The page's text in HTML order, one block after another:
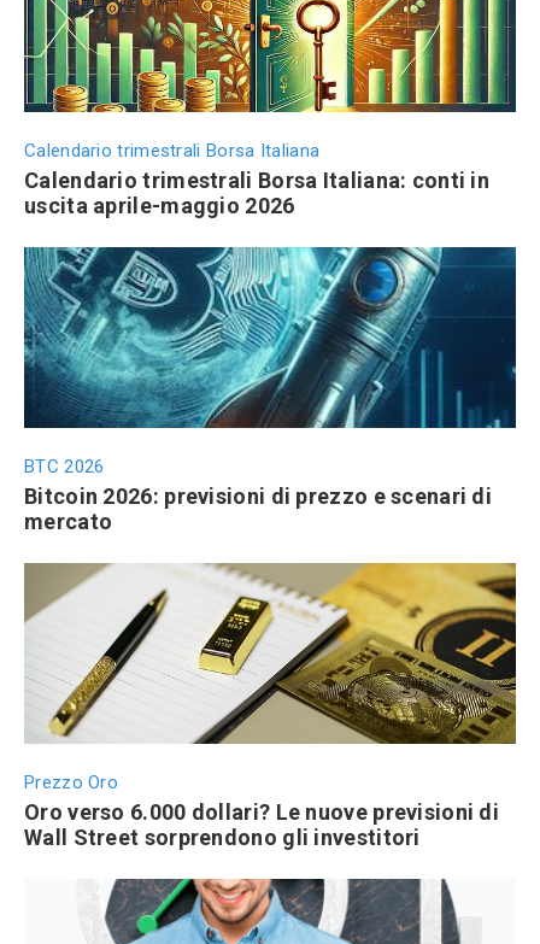
Calendario trimestrali Borsa Italiana
Calendario trimestrali Borsa Italiana: conti in
uscita aprile-maggio 2026
BTC 2026
Bitcoin 2026: previsioni di prezzo e scenari di
mercato
Prezzo Oro
Oro verso 6.000 dollari? Le nuove previsioni di
Wall Street sorprendono gli investitori